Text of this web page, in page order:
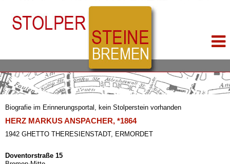
Biografie im Erinnerungsportal, kein Stolperstein vorhanden
HERZ MARKUS ANSPACHER, *1864
1942 GHETTO THERESIENSTADT, ERMORDET
Doventorstraße 15